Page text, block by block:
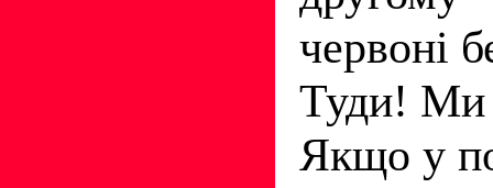
червоні
Туди! Ми
Якщо у